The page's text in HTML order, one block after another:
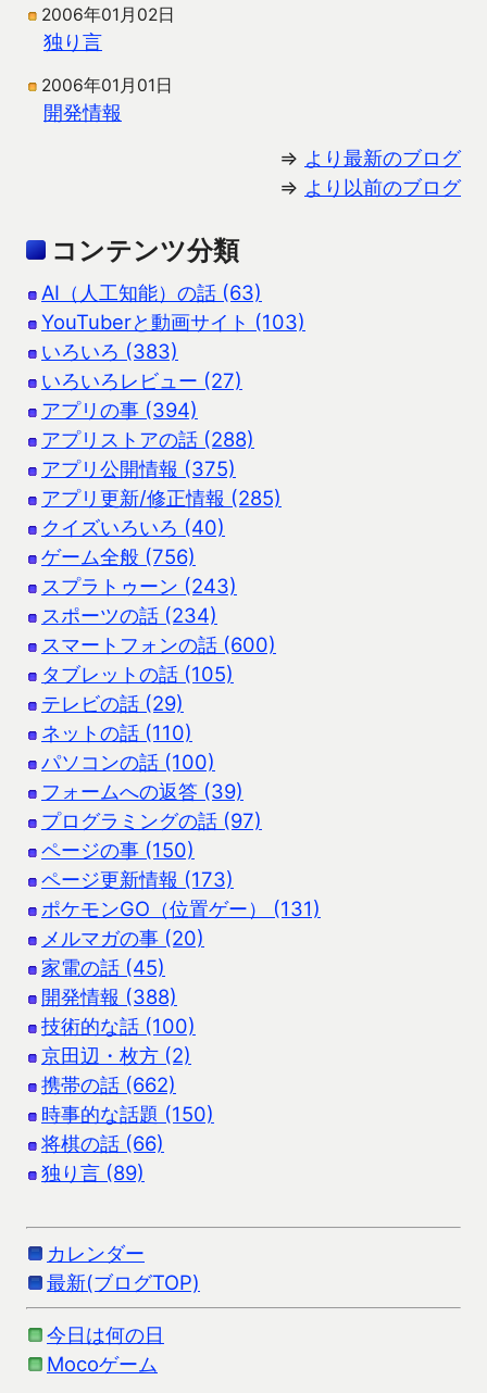
2006年01月02日
独り言
2006年01月01日
開発情報
⇒ より最新のブログ
⇒ より以前のブログ
コンテンツ分類
AI（人工知能）の話 (63)
YouTuberと動画サイト (103)
いろいろ (383)
いろいろレビュー (27)
アプリの事 (394)
アプリストアの話 (288)
アプリ公開情報 (375)
アプリ更新/修正情報 (285)
クイズいろいろ (40)
ゲーム全般 (756)
スプラトゥーン (243)
スポーツの話 (234)
スマートフォンの話 (600)
タブレットの話 (105)
テレビの話 (29)
ネットの話 (110)
パソコンの話 (100)
フォームへの返答 (39)
プログラミングの話 (97)
ページの事 (150)
ページ更新情報 (173)
ポケモンGO（位置ゲー） (131)
メルマガの事 (20)
家電の話 (45)
開発情報 (388)
技術的な話 (100)
京田辺・枚方 (2)
携帯の話 (662)
時事的な話題 (150)
将棋の話 (66)
独り言 (89)
カレンダー
最新(ブログTOP)
今日は何の日
Mocoゲーム